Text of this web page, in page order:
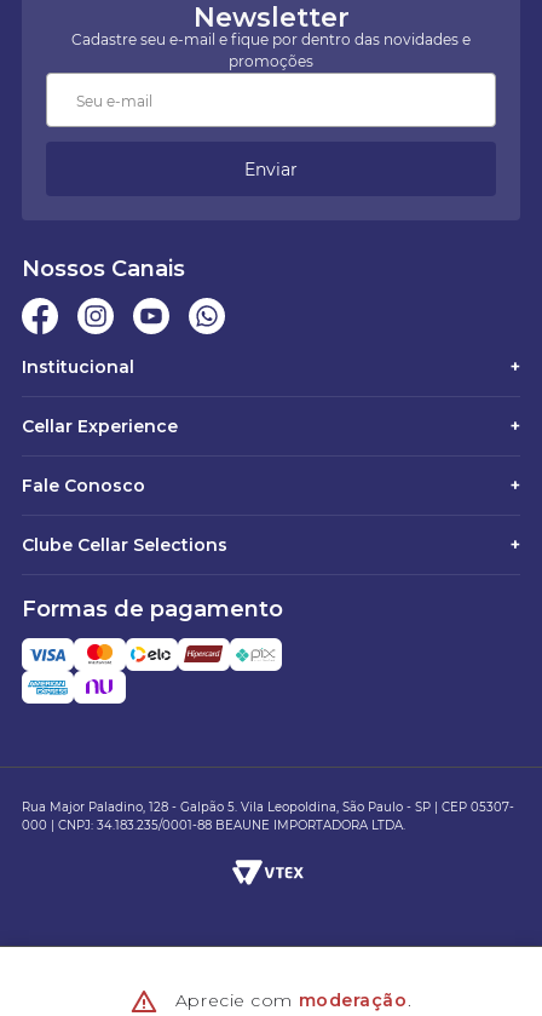
Newsletter
Cadastre seu e-mail e fique por dentro das novidades e
promoções
Enviar
Nossos Canais
Institucional +
Cellar Experience +
Fale Conosco +
Clube Cellar Selections +
Formas de pagamento
Rua Major Paladino, 128 - Galpão 5. Vila Leopoldina, São Paulo - SP | CEP 05307-
000 | CNPJ: 34.183.235/0001-88 BEAUNE IMPORTADORA LTDA.
Aprecie com moderação.